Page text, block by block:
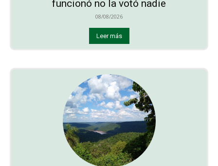
funcionó no la votó nadie
08/08/2026
Leer más